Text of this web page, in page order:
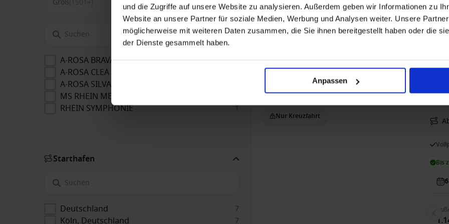
und die Zugriffe auf unsere Website zu analysieren. Außerdem geben wir Informationen zu
Website an unsere Partner für soziale Medien, Werbung und Analysen weiter. Unsere
möglicherweise mit weiteren Daten zusammen, die Sie ihnen bereitgestellt haben oder die
der Dienste gesammelt haben.
Anpassen
A-ROSA BRAVA 1
A-ROSA CLEA
A-ROSA SILVA
MS RHEIN MELODIE
RHEIN SYMPHONIE 1
Starthafen
Deutschland 7
Köln, Deutschland 7
Nur Kreuzfahrt
Bis